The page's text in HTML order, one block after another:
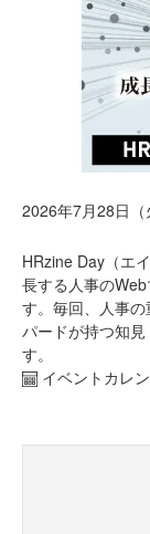
2026年7月28日
HRzine Day（エ
長する人事の
す。毎回、人事
パードが持つ知
す。
イベントカレ